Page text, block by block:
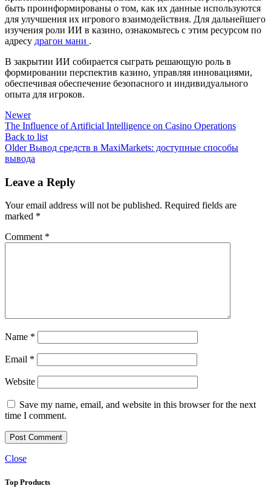
быть проинформированы о том, как их данные используются
для улучшения их игрового взаимодействия. Для дальнейшего
изучения роли ИИ в казино, ознакомьтесь с этим ресурсом по
адресу драгон мани .
В закрытии ИИ собирается сыграть решающую роль в
формировании перспектив казино, управляя инновациями,
обеспечивая обеспечение безопасного и индивидуального
опыта для игроков.
Newer
The Influence of Artificial Intelligence on Casino Operations
Back to list
Older Вывод средств в MaxiMarkets: доступные способы
вывода
Leave a Reply
Your email address will not be published. Required fields are
marked *
Comment *
Name *
Email *
Website
Save my name, email, and website in this browser for the next
time I comment.
Close
Top Products